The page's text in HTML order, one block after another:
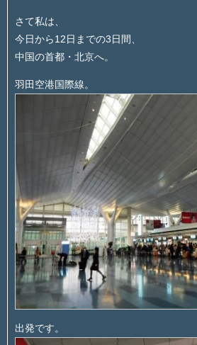
さて私は、
今日から12日までの3日間、
中国の首都・北京へ。
羽田空港国際線。
出発です。